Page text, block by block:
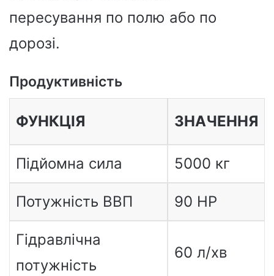
пересування по полю або по
дорозі.
Продуктивність
ФУНКЦІЯ ЗНАЧЕННЯ
Підйомна сила 5000 кг
Потужність ВВП 90 HP
Гідравлічна
потужність
60 л/хв